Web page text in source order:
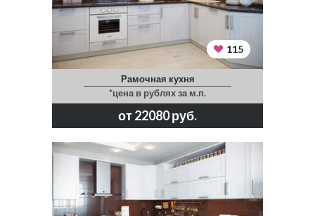
115
Рамочная кухня
*цена в рублях за м.п.
от 22080 руб.